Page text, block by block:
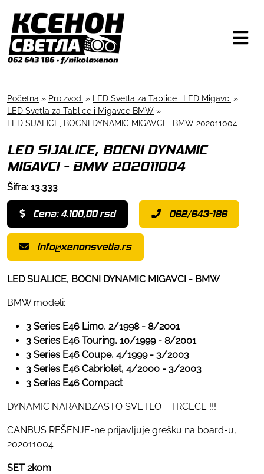
Početna » Proizvodi » LED Svetla za Tablice i LED Migavci »
LED Svetla za Tablice i Migavce BMW »
LED SIJALICE, BOCNI DYNAMIC MIGAVCI - BMW 202011004
LED SIJALICE, BOCNI DYNAMIC
MIGAVCI - BMW 202011004
Šifra: 13.333
Cena: 4.100,00 rsd 062/643-186
info@xenonsvetla.rs
LED SIJALICE, BOCNI DYNAMIC MIGAVCI - BMW
BMW modeli:
3 Series E46 Limo, 2/1998 - 8/2001
3 Series E46 Touring, 10/1999 - 8/2001
3 Series E46 Coupe, 4/1999 - 3/2003
3 Series E46 Cabriolet, 4/2000 - 3/2003
3 Series E46 Compact
DYNAMIC NARANDZASTO SVETLO - TRCECE !!!
CANBUS REŠENJE-ne prijavljuje grešku na board-u,
202011004
SET 2kom